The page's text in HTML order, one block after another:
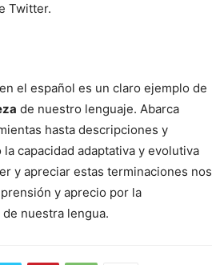
Twitter.
el español es un claro ejemplo de
de nuestro lenguaje. Abarca
hasta descripciones y
capacidad adaptativa y evolutiva
y apreciar estas terminaciones nos
y aprecio por la
nuestra lengua.